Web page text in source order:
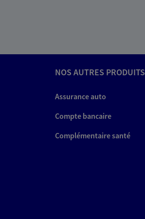
NOS AUTRES PRODUITS
Assurance auto
Compte bancaire
Complémentaire santé